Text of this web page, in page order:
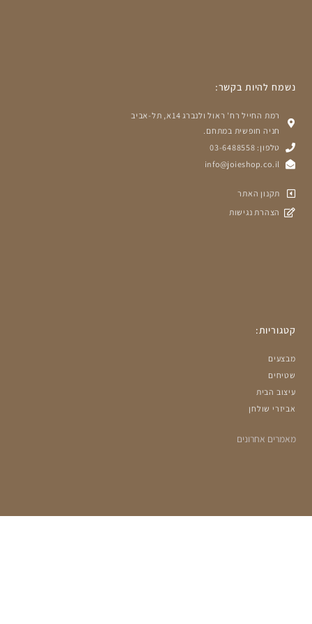
נשמח להיות בקשר:
רמת החייל רח' ראול ולנברג 14א, תל-אביב
חניה חופשית במתחם.
טלפון: 03-6488558
info@joieshop.co.il
תקנון האתר
הצהרת נגישות
קטגוריות:
מבצעים
שטיחים
עיצוב הבית
אביזרי שולחן
מאמרים אחרונים